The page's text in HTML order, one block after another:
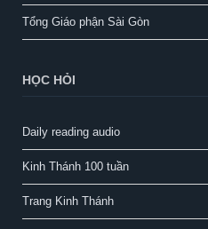
Tổng Giáo phận Sài Gòn
HỌC HỎI
Daily reading audio
Kinh Thánh 100 tuần
Trang Kinh Thánh